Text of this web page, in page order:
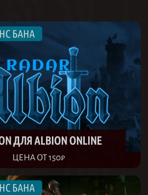
ДЛЯ ALBION ONLINE
ЦЕНА ОТ 150₽